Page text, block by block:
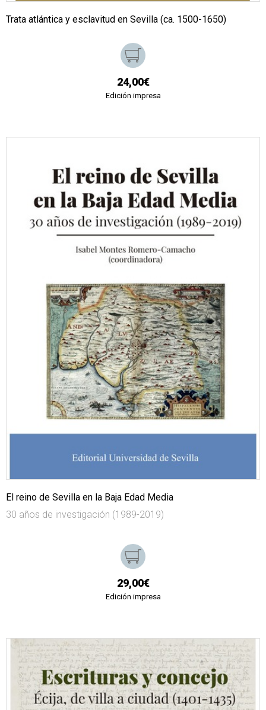
Trata atlántica y esclavitud en Sevilla (ca. 1500-1650)
24,00€
Edición impresa
El reino de Sevilla en la Baja Edad Media
30 años de investigación (1989-2019)
29,00€
Edición impresa